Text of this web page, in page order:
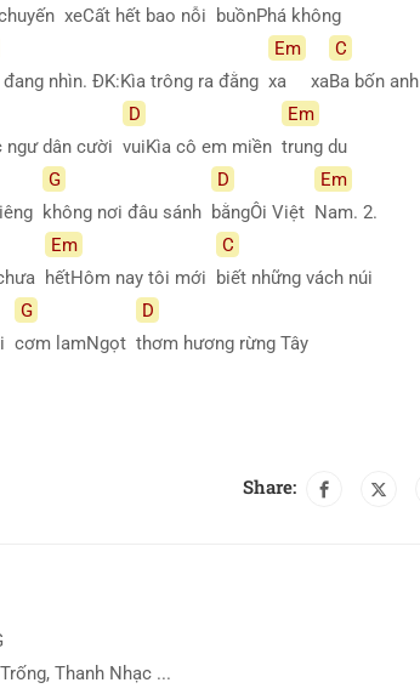
xeCất hết bao nỗi
buồnPhá không
nhìn. ĐK:Kìa trông ra đằng
Em
xa
xa
C
Ba bốn anh
ngư dân cười
D
vuiKìa cô em miền
Em
trung du
G
không nơi đâu sánh
D
bằngÔi Việt
Em
Nam. 2.
Em
hếtHôm nay tôi mới
C
biết những vách núi
G
cơm lamNgọt
D
thơm hương rừng Tây
Share:
Thanh Nhạc ...